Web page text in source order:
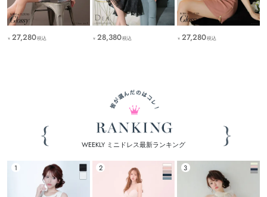
￥ 27,280税込 ￥ 28,380税込 ￥ 27,280税込
WEEKLY ミニドレス最新ランキング